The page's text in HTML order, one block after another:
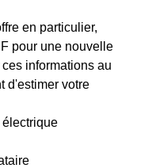
en particulier,
pour une nouvelle
informations au
d'estimer votre
électrique